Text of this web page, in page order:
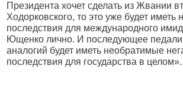
Президента хочет сделать из Жвании
Ходорковского, то это уже будет иметь
последствия для международного
Ющенко лично. И последующее
аналогий будет иметь необратимые
последствия для государства в целом».